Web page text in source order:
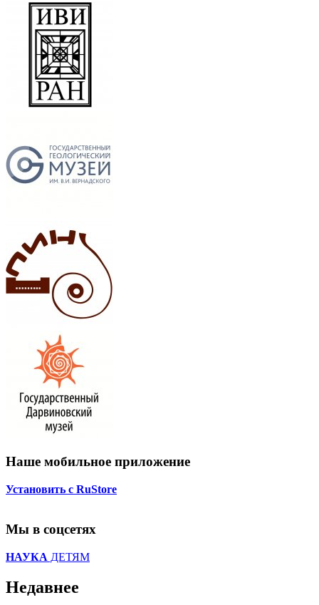
Наше мобильное приложение
Установить с RuStore
Мы в соцсетях
НАУКА ДЕТЯМ
Недавнее